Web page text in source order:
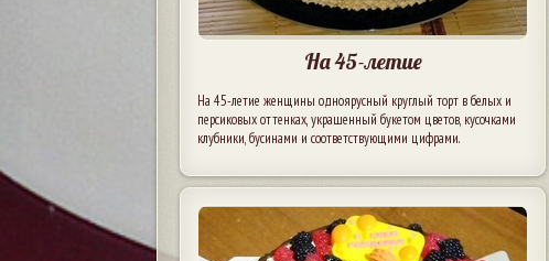
На 45-летие
На 45-летие женщины одноярусный круглый торт в белых и
персиковых оттенках, украшенный букетом цветов, кусочками
клубники, бусинами и соответствующими цифрами.